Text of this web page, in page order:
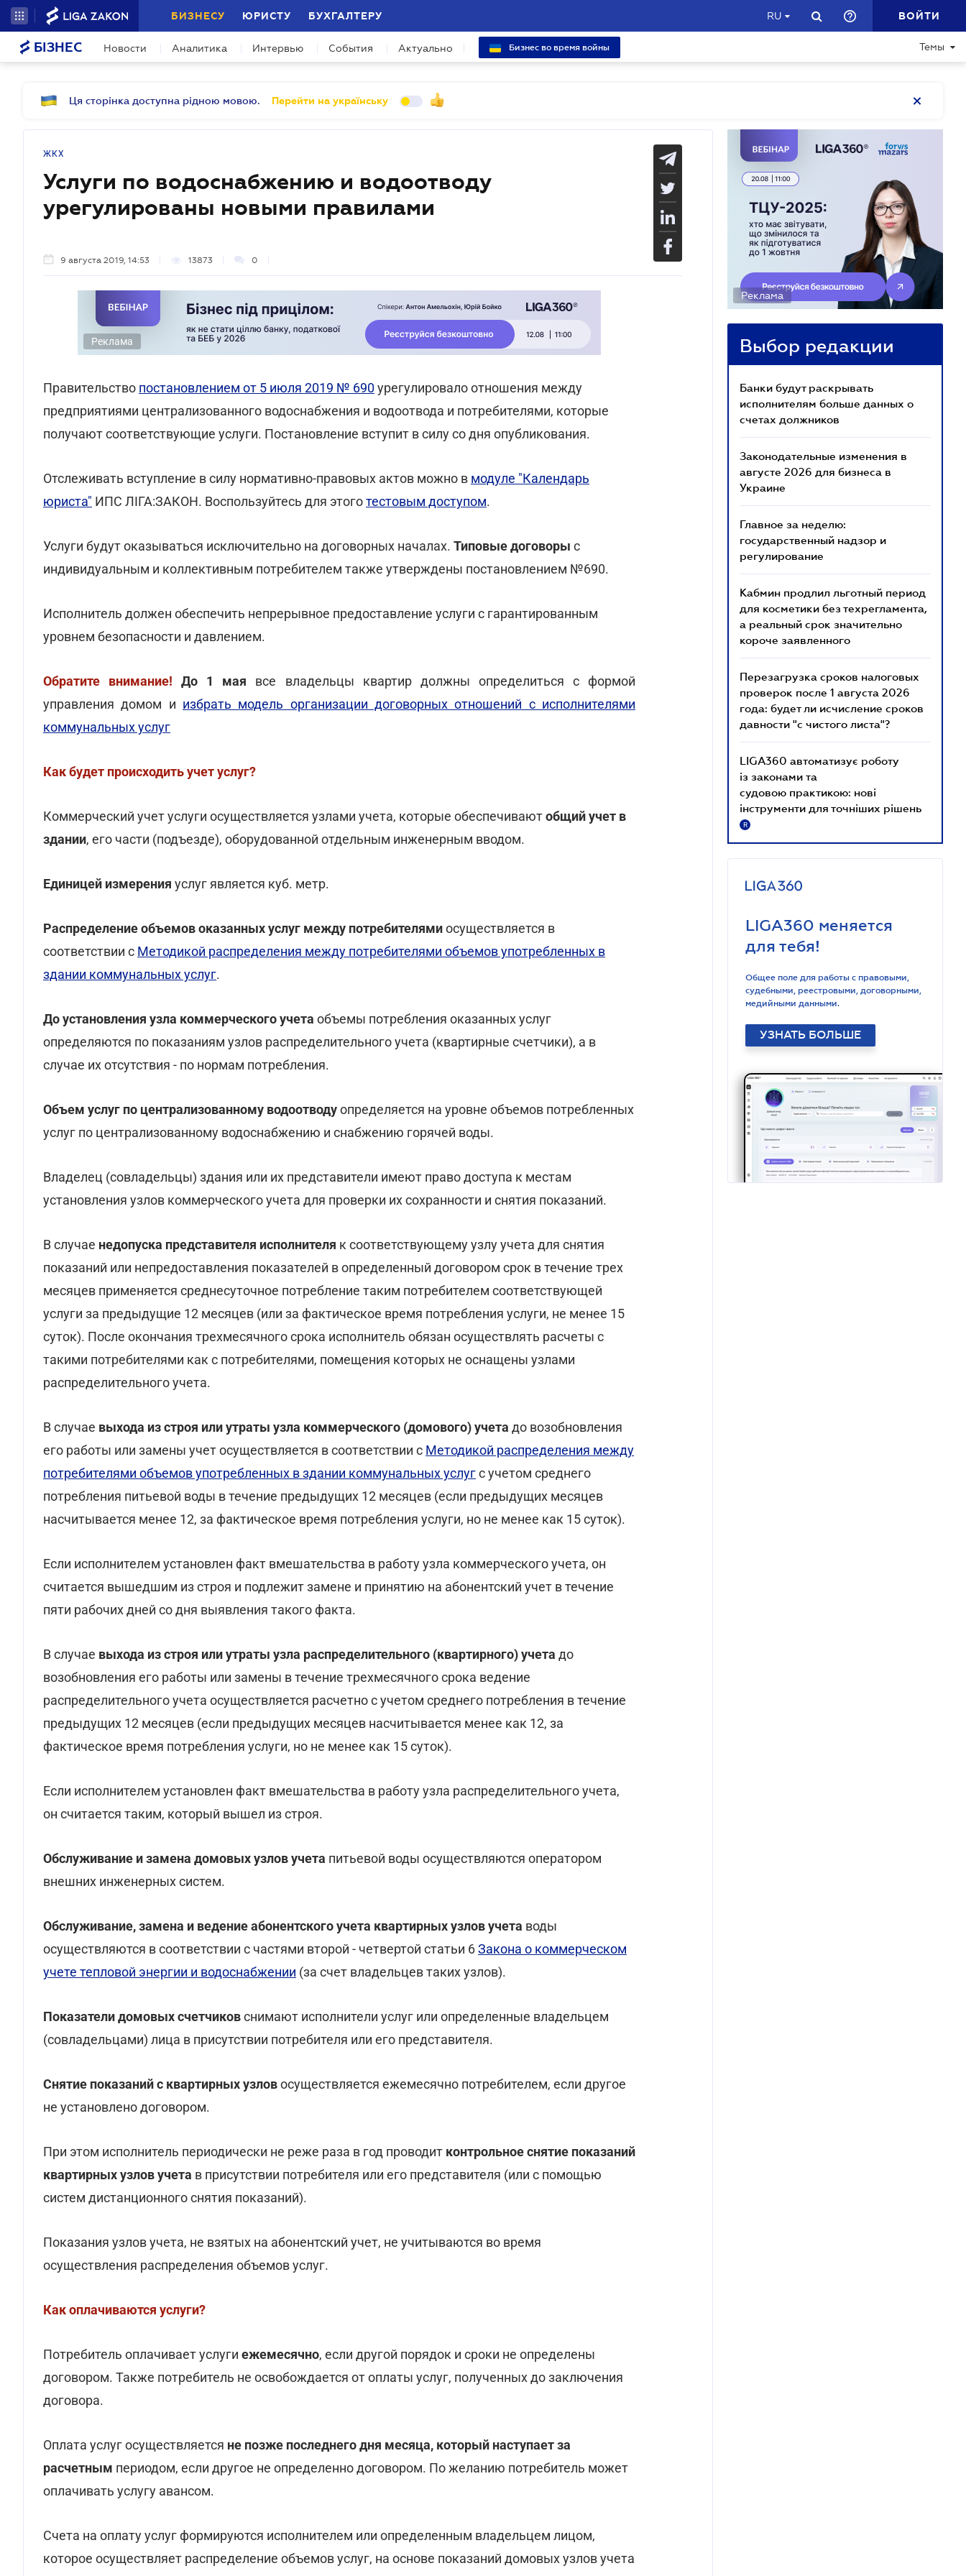
БИЗНЕСУ ЮРИСТУ БУХГАЛТЕРУ RU ВОЙТИ
БІЗНЕС Новости Аналитика Интервью События Актуально Бизнес во время войны Темы
Ця сторінка доступна рідною мовою. Перейти на українську
ЖКХ
Услуги по водоснабжению и водоотводу
урегулированы новыми правилами
9 августа 2019, 14:53 13873 0
Реклама
Правительство постановлением от 5 июля 2019 № 690урегулировало отношения между
предприятиями централизованного водоснабжения и водоотвода и потребителями, которые
получают соответствующие услуги. Постановление вступит в силу со дня опубликования.
Отслеживать вступление в силу нормативно-правовых актов можно в модуле "Календарь
юриста" ИПС ЛІГА:ЗАКОН. Воспользуйтесь для этоготестовым доступом.
Услуги будут оказываться исключительно на договорных началах. Типовые договоры с
индивидуальным и коллективным потребителем также утверждены постановлением №690.
Исполнитель должен обеспечить непрерывное предоставление услуги с гарантированным
уровнем безопасности и давлением.
Обратите внимание!До 1 мая все владельцы квартир должны определиться с формой
управления домом и избрать модель организации договорных отношений с исполнителями
коммунальных услуг
Как будет происходить учет услуг?
Коммерческий учет услуги осуществляется узлами учета, которые обеспечиваютобщий учет в
здании, его части (подъезде), оборудованной отдельным инженерным вводом.
Единицей измерения услуг является куб. метр.
Распределение объемов оказанных услуг между потребителямиосуществляется в
соответствии с Методикой распределения между потребителями объемов употребленных в
здании коммунальных услуг.
До установления узла коммерческого учета объемы потребления оказанных услуг
определяются по показаниям узлов распределительного учета (квартирные счетчики), а в
случае их отсутствия - по нормам потребления.
Объем услуг по централизованному водоотводуопределяется на уровне объемов потребленных
услуг по централизованному водоснабжению и снабжению горячей воды.
Владелец (совладельцы) здания или их представители имеют право доступа к местам
установления узлов коммерческого учета для проверки их сохранности и снятия показаний.
В случае недопуска представителя исполнителя к соответствующему узлу учета для снятия
показаний или непредоставления показателей в определенный договором срок в течение трех
месяцев применяется среднесуточное потребление таким потребителем соответствующей
услуги за предыдущие 12 месяцев (или за фактическое время потребления услуги, не менее 15
суток). После окончания трехмесячного срока исполнитель обязан осуществлять расчеты с
такими потребителями как с потребителями, помещения которых не оснащены узлами
распределительного учета.
В случае выхода из строя или утраты узла коммерческого (домового) учета до возобновления
его работы или замены учет осуществляется в соответствии с Методикой распределения между
потребителями объемов употребленных в здании коммунальных услугс учетом среднего
потребления питьевой воды в течение предыдущих 12 месяцев (если предыдущих месяцев
насчитывается менее 12, за фактическое время потребления услуги, но не менее как 15 суток).
Если исполнителем установлен факт вмешательства в работу узла коммерческого учета, он
считается вышедшим из строя и подлежит замене и принятию на абонентский учет в течение
пяти рабочих дней со дня выявления такого факта.
В случае выхода из строя или утраты узла распределительного (квартирного) учета до
возобновления его работы или замены в течение трехмесячного срока ведение
распределительного учета осуществляется расчетно с учетом среднего потребления в течение
предыдущих 12 месяцев (если предыдущих месяцев насчитывается менее как 12, за
фактическое время потребления услуги, но не менее как 15 суток).
Если исполнителем установлен факт вмешательства в работу узла распределительного учета,
он считается таким, который вышел из строя.
Обслуживание и замена домовых узлов учета питьевой воды осуществляются оператором
внешних инженерных систем.
Обслуживание, замена и ведение абонентского учета квартирных узлов учета воды
осуществляются в соответствии с частями второй - четвертой статьи 6Закона о коммерческом
учете тепловой энергии и водоснабжении (за счет владельцев таких узлов).
Показателидомовых счетчиковснимают исполнители услуг или определенные владельцем
(совладельцами) лица в присутствии потребителя или его представителя.
Снятие показаний с квартирных узловосуществляется ежемесячно потребителем, если другое
не установлено договором.
При этом исполнитель периодически не реже раза в год проводит контрольное снятие показаний
квартирных узлов учета в присутствии потребителя или его представителя (или с помощью
систем дистанционного снятия показаний).
Показания узлов учета, не взятых на абонентский учет, не учитываются во время
осуществления распределения объемов услуг.
Как оплачиваются услуги?
Потребитель оплачивает услуги ежемесячно, если другой порядок и сроки не определены
договором. Также потребитель не освобождается от оплаты услуг, полученных до заключения
договора.
Оплата услуг осуществляется не позже последнего дня месяца, который наступает за
расчетным периодом, если другое не определенно договором. По желанию потребитель может
оплачивать услугу авансом.
Счета на оплату услуг формируются исполнителем или определенным владельцем лицом,
которое осуществляет распределение объемов услуг, на основе показаний домовых узлов учета
Реклама
Выбор редакции
Банки будут раскрывать
исполнителям больше данных о
счетах должников
Законодательные изменения в
августе 2026 для бизнеса в
Украине
Главное за неделю:
государственный надзор и
регулирование
Кабмин продлил льготный период
для косметики без техрегламента,
а реальный срок значительно
короче заявленного
Перезагрузка сроков налоговых
проверок после 1 августа 2026
года: будет ли исчисление сроков
давности "с чистого листа"?
LIGA360 автоматизує роботу
із законами та
судовою практикою: нові
інструменти для точніших рішень
R
LIGA360 меняется
для тебя!
Общее поле для работы с правовыми,
судебными, реестровыми, договорными,
медийными данными.
УЗНАТЬ БОЛЬШЕ